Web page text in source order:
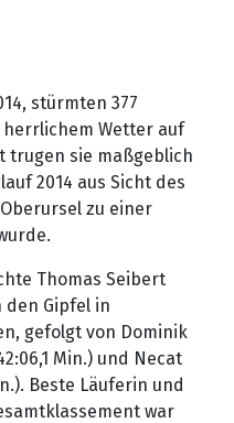
stürmten 377
Wetter auf
trugen sie maßgeblich
2014 aus Sicht des
zu einer
Thomas Seibert
den Gipfel in
gefolgt von Dominik
Min.) und Necat
Beste Läuferin und
war